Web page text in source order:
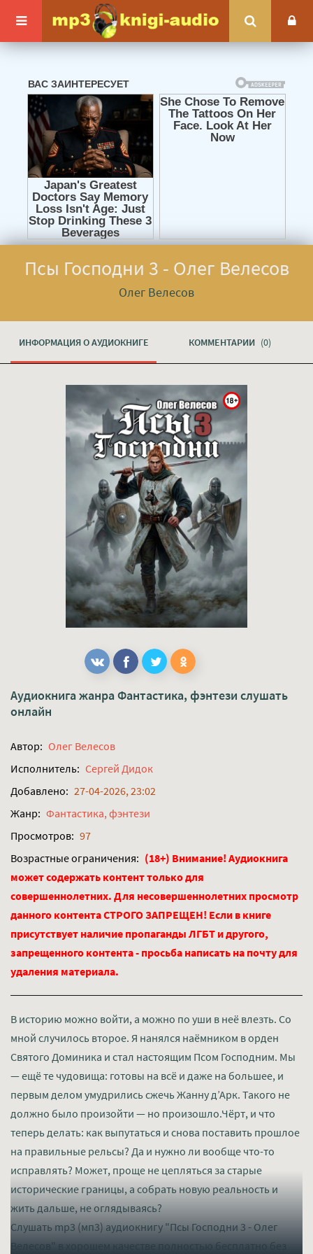
Псы Господни 3 - Олег Велесов
Олег Велесов
ИНФОРМАЦИЯ О АУДИОКНИГЕ КОММЕНТАРИИ (0)
Аудиокнига жанра Фантастика, фэнтези слушать
онлайн
Автор: Олег Велесов
Исполнитель: Сергей Дидок
Добавлено: 27-04-2026, 23:02
Жанр: Фантастика, фэнтези
Просмотров: 97
Возрастные ограничения: (18+) Внимание! Аудиокнига
может содержать контент только для
совершеннолетних. Для несовершеннолетних просмотр
данного контента СТРОГО ЗАПРЕЩЕН! Если в книге
присутствует наличие пропаганды ЛГБТ и другого,
запрещенного контента - просьба написать на почту для
удаления материала.
В историю можно войти, а можно по уши в неё влезть. Со
мной случилось второе. Я нанялся наёмником в орден
Святого Доминика и стал настоящим Псом Господним. Мы
— ещё те чудовища: готовы на всё и даже на большее, и
первым делом умудрились сжечь Жанну д’Арк. Такого не
должно было произойти — но произошло.Чёрт, и что
теперь делать: как выпутаться и снова поставить прошлое
на правильные рельсы? Да и нужно ли вообще что-то
исправлять? Может, проще не цепляться за старые
исторические границы, а собрать новую реальность и
жить дальше, не оглядываясь?
Слушать mp3 (мп3) аудиокнигу "Псы Господни 3 - Олег
Велесов" в хорошем качестве полностью бесплатно без